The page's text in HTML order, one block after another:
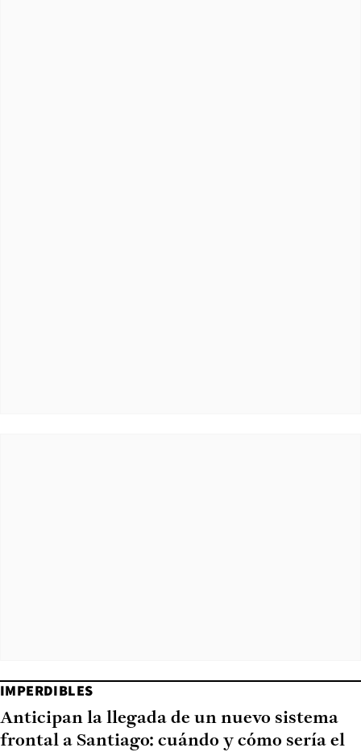
IMPERDIBLES
Anticipan la llegada de un nuevo sistema
frontal a Santiago: cuándo y cómo sería el